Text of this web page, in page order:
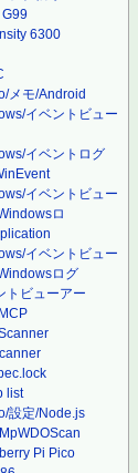
6300
メモ/Android
イベントビュー
イベントログ
イベントビュー
ロ
イベントビュー
ログ
トビューアー
list
設定/Node.js
Pi Pico